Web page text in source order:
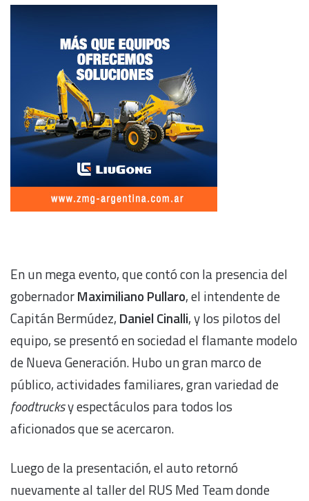
En un mega evento, que contó con la presencia del
gobernadorMaximiliano Pullaro, el intendente de
Capitán Bermúdez, Daniel Cinalli, y los pilotos del
equipo, se presentó en sociedad el flamante modelo
de Nueva Generación. Hubo un gran marco de
público, actividades familiares, gran variedad de
foodtrucksy espectáculos para todos los
aficionados que se acercaron.
Luego de la presentación, el auto retornó
nuevamente al taller del RUS Med Team donde